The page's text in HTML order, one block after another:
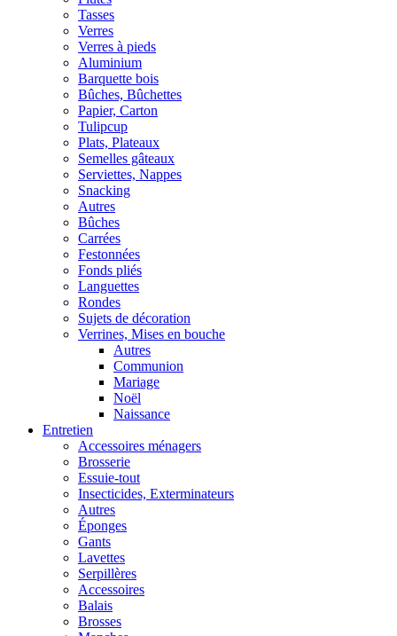
Tasses
Verres
Verres à pieds
Aluminium
Barquette bois
Bûches, Bûchettes
Papier, Carton
Tulipcup
Plats, Plateaux
Semelles gâteaux
Serviettes, Nappes
Snacking
Autres
Bûches
Carrées
Festonnées
Fonds pliés
Languettes
Rondes
Sujets de décoration
Verrines, Mises en bouche
Autres
Communion
Mariage
Noël
Naissance
Entretien
Accessoires ménagers
Brosserie
Essuie-tout
Insecticides, Exterminateurs
Autres
Éponges
Gants
Lavettes
Serpillères
Accessoires
Balais
Brosses